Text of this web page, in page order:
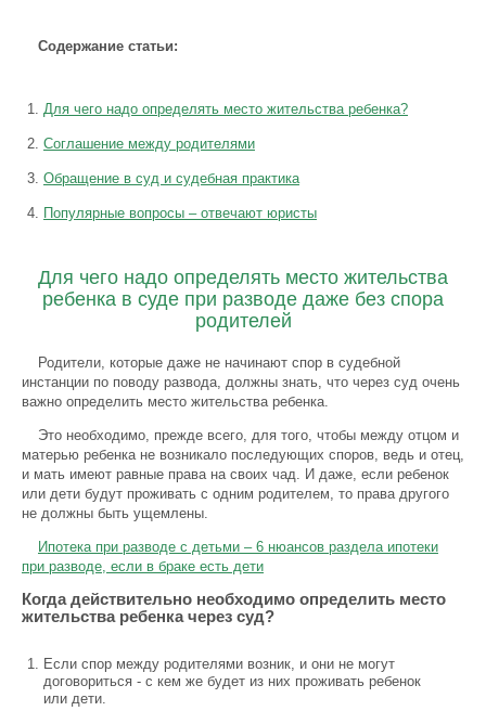
Содержание статьи:
Для чего надо определять место жительства ребенка?
Соглашение между родителями
Обращение в суд и судебная практика
Популярные вопросы – отвечают юристы
Для чего надо определять место жительства
ребенка в суде при разводе даже без спора
родителей
Родители, которые даже не начинают спор в судебной
инстанции по поводу развода, должны знать, что через суд очень
важно определить место жительства ребенка.
Это необходимо, прежде всего, для того, чтобы между отцом и
матерью ребенка не возникало последующих споров, ведь и отец,
и мать имеют равные права на своих чад. И даже, если ребенок
или дети будут проживать с одним родителем, то права другого
не должны быть ущемлены.
Ипотека при разводе с детьми – 6 нюансов раздела ипотеки
при разводе, если в браке есть дети
Когда действительно необходимо определить место
жительства ребенка через суд?
Если спор между родителями возник, и они не могут
договориться - с кем же будет из них проживать ребенок
или дети.